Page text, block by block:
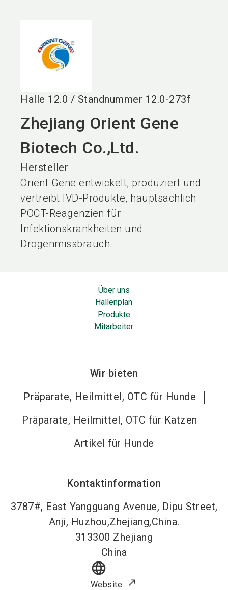
Halle 12.0 / Standnummer 12.0-273f
Zhejiang Orient Gene
Biotech Co.,Ltd.
Hersteller
Orient Gene entwickelt, produziert und
vertreibt IVD-Produkte, hauptsächlich
POCT-Reagenzien für
Infektionskrankheiten und
Drogenmissbrauch.
Über uns
Hallenplan
Produkte
Mitarbeiter
Wir bieten
Präparate, Heilmittel, OTC für Hunde
Präparate, Heilmittel, OTC für Katzen
Artikel für Hunde
Kontaktinformation
3787#, East Yangguang Avenue, Dipu Street,
Anji, Huzhou,Zhejiang,China.
313300 Zhejiang
China
language
Website